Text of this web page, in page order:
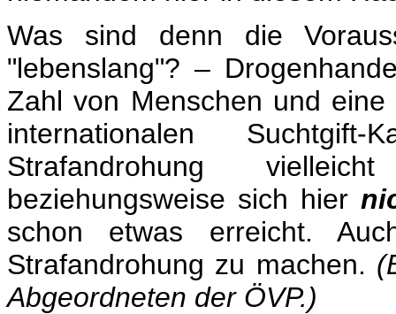
Was sind denn die
"lebenslang"? –
Zahl von Menschen und
internationalen
Strafandrohung
beziehungsweise sich hier
schon etwas erreicht.
Strafandrohung zu machen.
Abgeordneten der ÖVP.)